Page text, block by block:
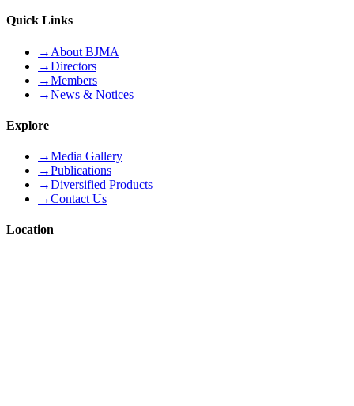
Quick Links
→ About BJMA
→Directors
→Members
→News & Notices
Explore
→Media Gallery
→Publications
→Diversified Products
→Contact Us
Location